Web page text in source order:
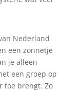
Nederland
een zonnetje
je alleen
een groep op
toe brengt. Zo